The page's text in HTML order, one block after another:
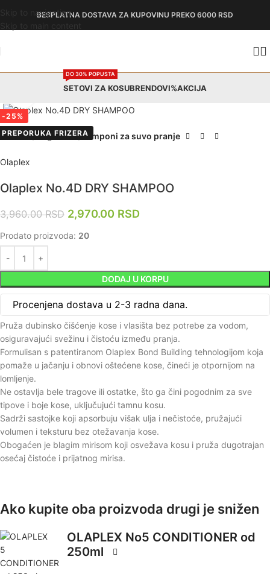
Skip to navigationBESPLATNA DOSTAVA ZA KUPOVINU PREKO 6000 RSD
SETOVI ZA KOSU
DO 30% POPUSTA
BRENDOVI%AKCIJA
-25%
PREPORUKA FRIZERA
Početna Nega kose Šamponi za suvo pranje
Olaplex
Olaplex No.4D DRY SHAMPOO
3,960.00RSD 2,970.00 RSD
Prodato proizvoda: 20
Ako kupite oba proizvoda drugi je snižen
OLAPLEX No5 CONDITIONER od
250ml
DODAJ U KORPU
Procenjena dostava u 2-3 radna dana.
Pruža dubinsko čišćenje kose i vlasišta bez potrebe za vodom,
osiguravajući svežinu i čistoću između pranja.
Formulisan s patentiranom Olaplex Bond Building tehnologijom koja
pomaže u jačanju i obnovi oštećene kose, čineći je otpornijom na
lomljenje.
Ne ostavlja bele tragove ili ostatke, što ga čini pogodnim za sve
tipove i boje kose, uključujući tamnu kosu.
Sadrži sastojke koji apsorbuju višak ulja i nečistoće, pružajući
volumen i teksturu bez otežavanja kose.
Obogaćen je blagim mirisom koji osvežava kosu i pruža dugotrajan
osećaj čistoće i prijatnog mirisa.